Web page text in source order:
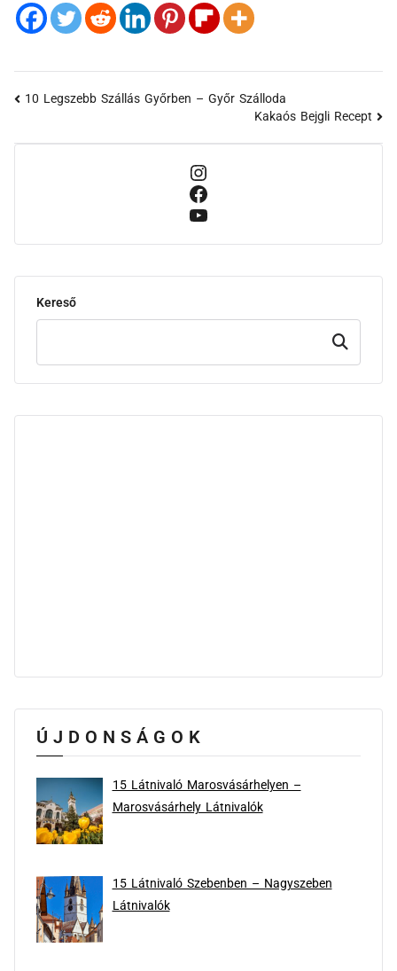
10 Legszebb Szállás Győrben – Győr Szálloda
Kakaós Bejgli Recept
Kereső
Keresd
ÚJDONSÁGOK
15 Látnivaló Marosvásárhelyen –
Marosvásárhely Látnivalók
15 Látnivaló Szebenben – Nagyszeben
Látnivalók